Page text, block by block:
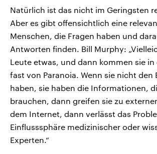
Natürlich ist das nicht im Geringsten
Aber es gibt offensichtlich eine
Menschen, die Fragen haben und
Antworten finden. Bill Murphy:
Leute etwas, und dann kommen sie
fast von Paranoia. Wenn sie nicht den
haben, sie haben die Informationen,
brauchen, dann greifen sie zu
dem Internet, dann verlässt das
Einflusssphäre medizinischer oder
Experten.“